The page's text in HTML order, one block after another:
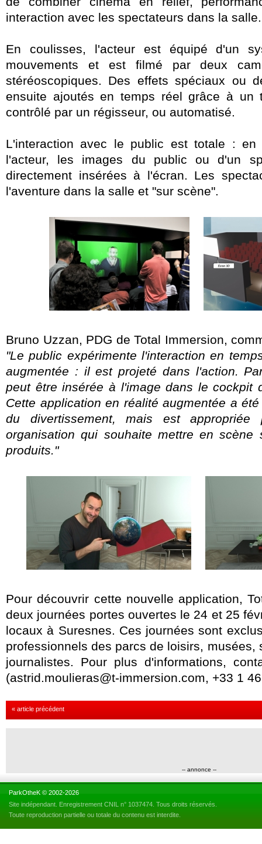
interaction avec les spectateurs dans la salle.
En coulisses, l'acteur est équipé d'un
mouvements et est filmé par deux
stéréoscopiques. Des effets spéciaux ou
ensuite ajoutés en temps réel grâce à un
contrôlé par un régisseur, ou automatisé.
L'interaction avec le public est totale :
l'acteur, les images du public ou d'un
directement insérées à l'écran. Les
l'aventure dans la salle et "sur scène".
Bruno Uzzan, PDG de Total Immersion,
"Le public expérimente l'interaction en
augmentée : il est projeté dans l'action.
peut être insérée à l'image dans le cockpit
Cette application en réalité augmentée a
du divertissement, mais est appropriée
organisation qui souhaite mettre en scène
produits."
Pour découvrir cette nouvelle application,
deux journées portes ouvertes le 24 et 25
locaux à Suresnes. Ces journées sont
professionnels des parcs de loisirs, musées,
journalistes. Pour plus d'informations,
(astrid.moulieras@t-immersion.com, +33 1
« article précédent
-- annonce --
ParkOtheK © 2002-2026
Site indépendant. Enregistrement CNIL n° 1037474. Tous droits réservés.
Toute reproduction partielle ou totale du contenu est interdite.